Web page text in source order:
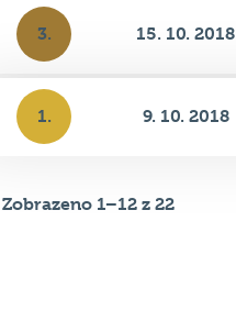
1. 9. 10. 2018
Zobrazeno 1–12 z 22